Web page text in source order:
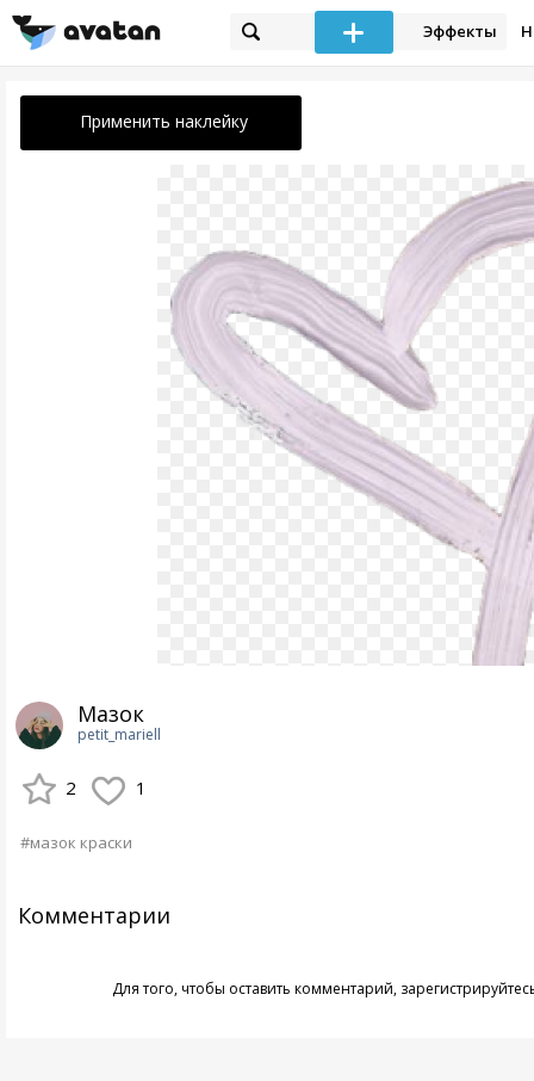
Эффекты
Применить наклейку
Мазок
petit_mariell
2 1
#мазок краски
Комментарии
Для того, чтобы оставить комментарий,